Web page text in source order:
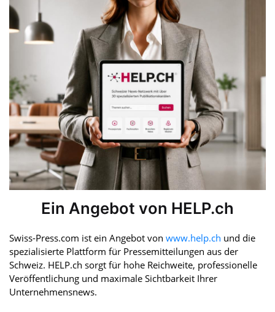
Ein Angebot von HELP.ch
Swiss-Press.com ist ein Angebot von www.help.ch und die
spezialisierte Plattform für Pressemitteilungen aus der
Schweiz. HELP.ch sorgt für hohe Reichweite, professionelle
Veröffentlichung und maximale Sichtbarkeit Ihrer
Unternehmensnews.